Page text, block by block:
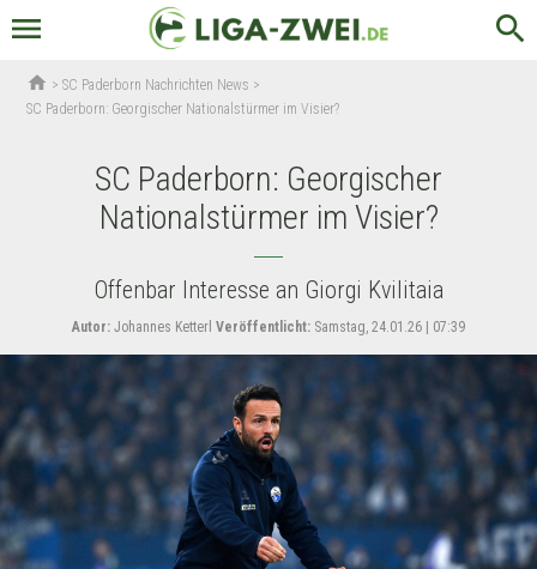
menu search
home >SC Paderborn Nachrichten News >
SC Paderborn: Georgischer Nationalstürmer im Visier?
SC Paderborn: Georgischer
Nationalstürmer im Visier?
Offenbar Interesse an Giorgi Kvilitaia
Autor: Johannes Ketterl Veröffentlicht: Samstag, 24.01.26 | 07:39